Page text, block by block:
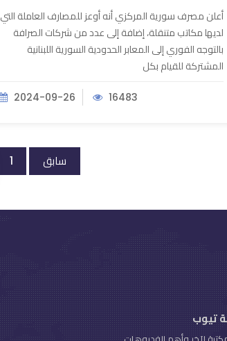
أعلن مصرف سورية المركزي أنه أوعز للمصارف العاملة التي
لديها مكاتب متنقلة، إضافة إلى عدد من شركات الصرافة
بالتوجه الفوري إلى المعابر الحدودية السورية اللبنانية
المشتركة للقيام بكل
2024-09-26 16483
سابق 1
تيوب